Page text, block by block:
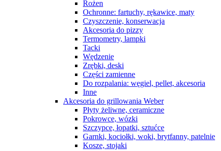
Rożen
Ochronne: fartuchy, rękawice, maty
Czyszczenie, konserwacja
Akcesoria do pizzy
Termometry, lampki
Tacki
Wędzenie
Zrębki, deski
Części zamienne
Do rozpalania: węgiel, pellet, akcesoria
Inne
Akcesoria do grillowania Weber
Płyty żeliwne, ceramiczne
Pokrowce, wózki
Szczypce, łopatki, sztućce
Garnki, kociołki, woki, brytfanny, patelnie
Kosze, stojaki